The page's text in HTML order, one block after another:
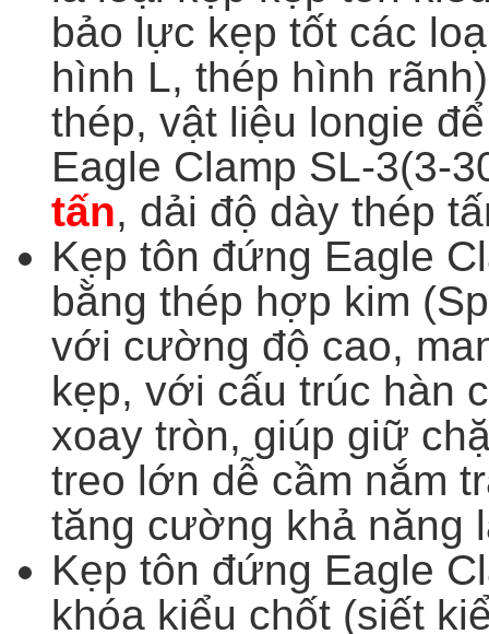
bảo lực kẹp tốt các
hình L, thép hình
thép, vật liệu longie
Eagle Clamp SL-3(3-
tấn, dải độ dày thép
Kẹp tôn đứng Eagle
bằng thép hợp kim
với cường độ cao,
kẹp, với cấu trúc hàn
xoay tròn, giúp giữ
treo lớn dễ cầm nắm
tăng cường khả năng
Kẹp tôn đứng Eagle
khóa kiểu chốt (siết